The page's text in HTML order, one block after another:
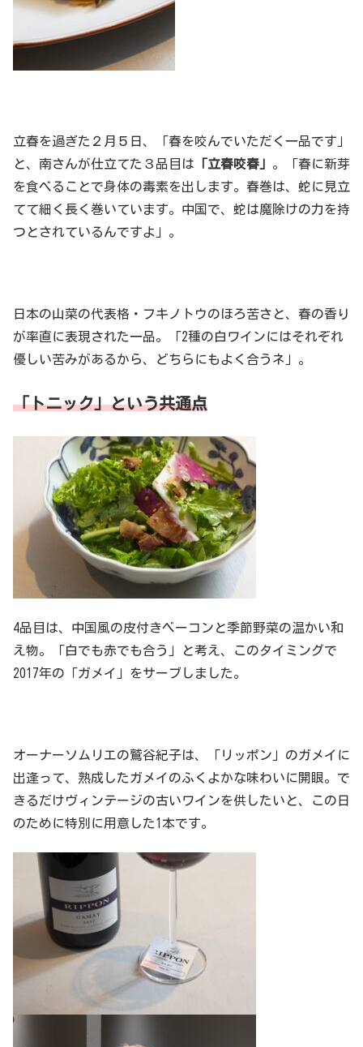
立春を過ぎた２月５日、「春を咬んでいただく一品です」
と、南さんが仕立てた３品目は 「立春咬春」 。「春に新芽
を食べることで身体の毒素を出します。春巻は、蛇に見立
てて細く長く巻いています。中国で、蛇は魔除けの力を持
つとされているんですよ」。
日本の山菜の代表格・フキノトウのほろ苦さと、春の香り
が率直に表現された一品。「2種の白ワインにはそれぞれ
優しい苦みがあるから、どちらにもよく合うネ」。
「トニック」という共通点
4品目は、中国風の皮付きベーコンと季節野菜の温かい和
え物。「白でも赤でも合う」と考え、このタイミングで
2017年の「ガメイ」をサーブしました。
オーナーソムリエの鷲谷紀子は、「リッポン」のガメイに
出逢って、熟成したガメイのふくよかな味わいに開眼。で
きるだけヴィンテージの古いワインを供したいと、この日
のために特別に用意した1本です。